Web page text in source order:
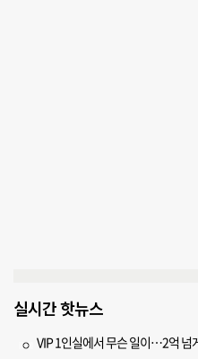
실시간 핫뉴스
VIP 1인실에서 무슨 일이…2억 넘